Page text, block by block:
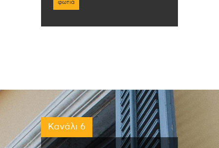
φωτιά
Κανάλι 6